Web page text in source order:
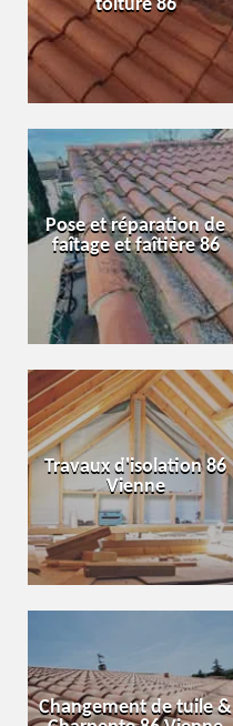
toiture 86
Pose et réparation de
faîtage et faîtière 86
Travaux d'isolation 86
Vienne
Changement de tuile &